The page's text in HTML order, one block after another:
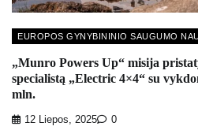
EUROPOS GYNYBININIO SAUGUMO
„Munro Powers Up“ misija
specialistą „Electric 4×4“ su
mln.
12 Liepos, 2025 0